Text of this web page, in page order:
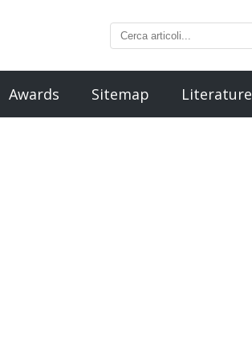
Awards Sitemap Literature